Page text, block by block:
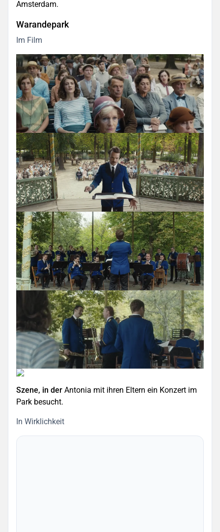
Amsterdam.
Warandepark
Im Film
Szene, in der Antonia mit ihren Eltern ein Konzert im
Park besucht.
In Wirklichkeit